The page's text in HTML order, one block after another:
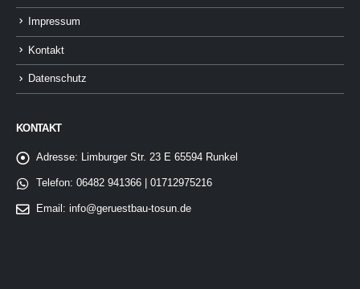
Impressum
Kontakt
Datenschutz
KONTAKT
Adresse: Limburger Str. 23 E 65594 Runkel
Telefon: 06482 941366 | 01712975216
Email: info@geruestbau-tosun.de